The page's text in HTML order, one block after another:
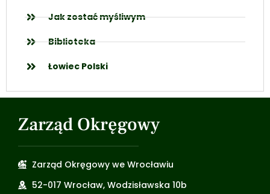
Jak zostać myśliwym
Biblioteka
Łowiec Polski
Zarząd Okręgowy
Zarząd Okręgowy we Wrocławiu
52-017 Wrocław, Wodzisławska 10b